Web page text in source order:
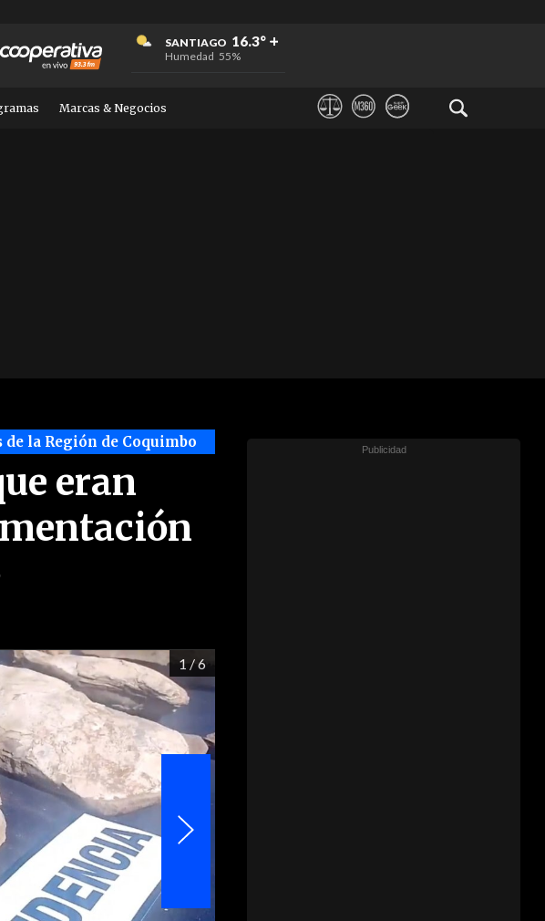
SANTIAGO 16.3°
Humedad 55%
+
+
+
Marcas & Negocios
de la Región de Coquimbo
eran
1 / 6